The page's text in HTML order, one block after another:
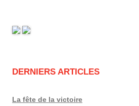
DERNIERS ARTICLES
La fête de la victoire